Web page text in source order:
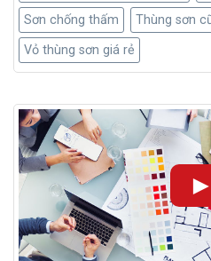
Sơn chống thấm
Thùng sơn
Vỏ thùng sơn giá rẻ
►